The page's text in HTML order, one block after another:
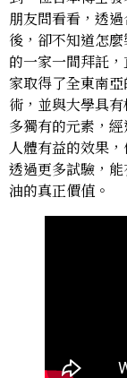
朋友問看看，透
後，卻不知道怎
的一家一間拜託
家取得了全東南
術，並與大學具
多獨有的元素，
人體有益的效果
透過更多試驗，
油的真正價值。